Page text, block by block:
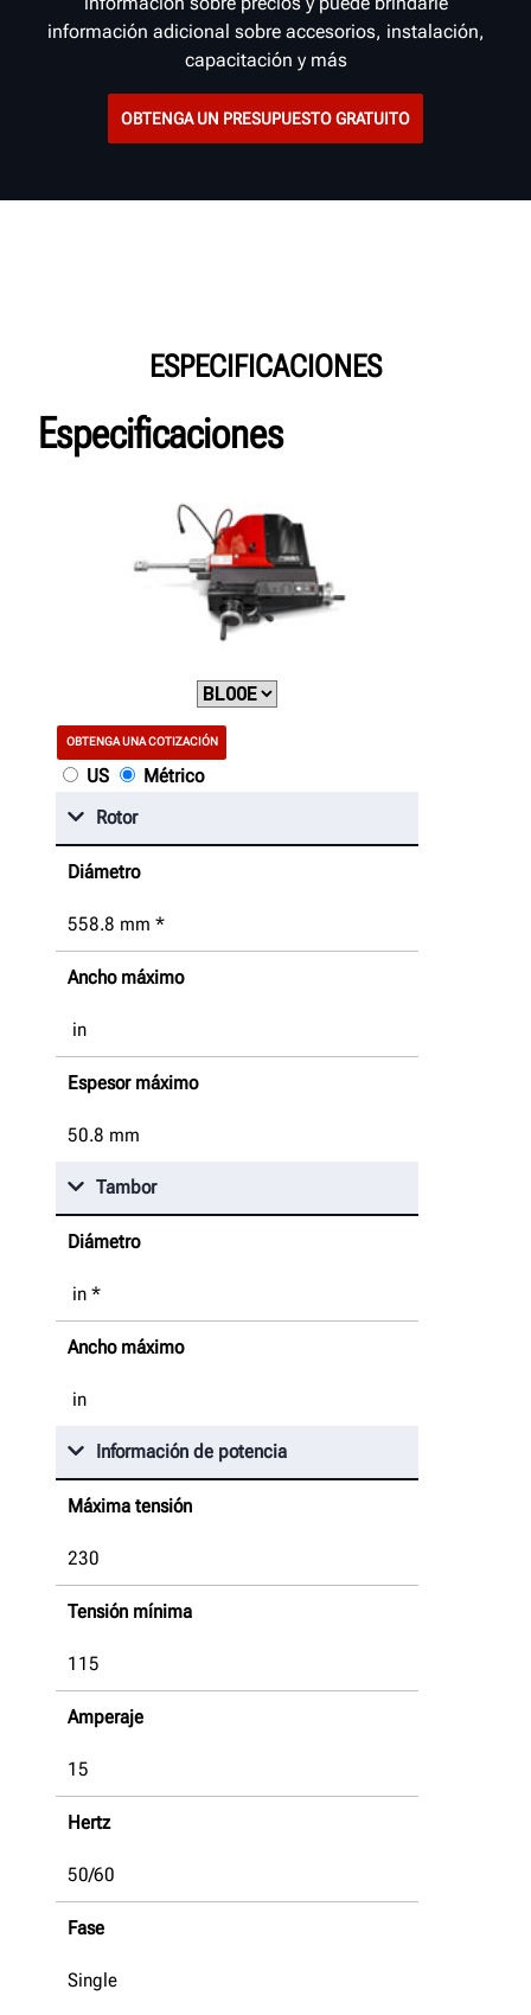
información adicional sobre accesorios, instalación,
capacitación y más
OBTENGA UN PRESUPUESTO GRATUITO
ESPECIFICACIONES
Especificaciones
OBTENGA UNA COTIZACIÓN
US
Métrico
Rotor
Diámetro
558.8 mm *
Ancho máximo
in
Espesor máximo
50.8 mm
Tambor
Diámetro
in *
Ancho máximo
in
Información de potencia
Máxima tensión
230
Tensión mínima
115
Amperaje
15
Hertz
50/60
Fase
Single